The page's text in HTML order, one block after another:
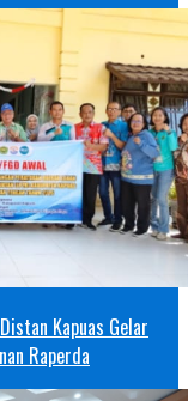
Kapuas Gelar
Raperda